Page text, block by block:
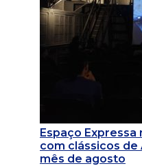
Espaço
com clássicos
mês de agosto